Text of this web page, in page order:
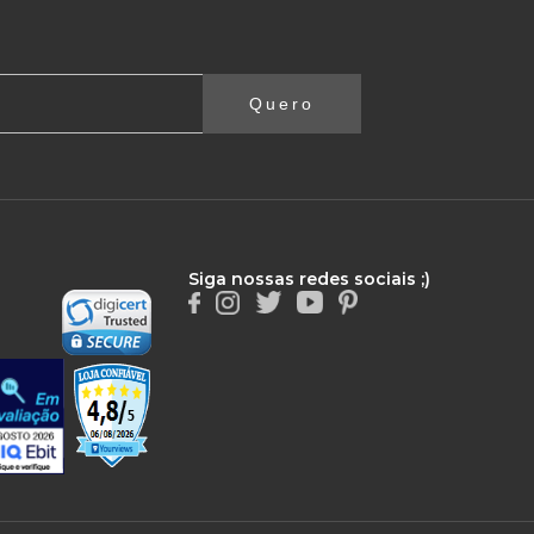
Quero
Siga nossas redes sociais ;)